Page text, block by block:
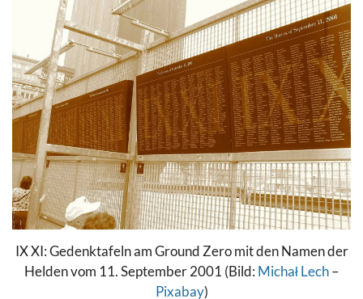
IX XI: Gedenktafeln am Ground Zero mit den Namen der
Helden vom 11. September 2001 (Bild: Michał Lech–
Pixabay)